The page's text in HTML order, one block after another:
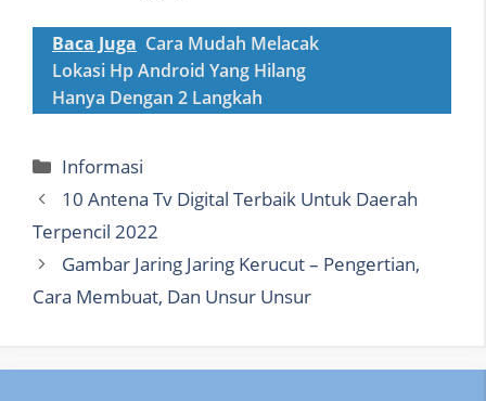
Baca Juga Cara Mudah Melacak
Lokasi Hp Android Yang Hilang
Hanya Dengan 2 Langkah
Categories
Informasi
10 Antena Tv Digital Terbaik Untuk Daerah
Terpencil 2022
Gambar Jaring Jaring Kerucut – Pengertian,
Cara Membuat, Dan Unsur Unsur